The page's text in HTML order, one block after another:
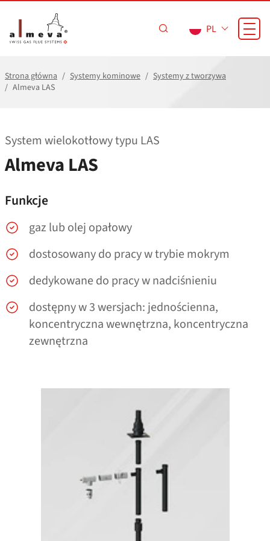
PL
Strona główna Systemy kominowe
Systemy z tworzywa
Almeva LAS
System wielokotłowy typu LAS
Almeva LAS
Funkcje
gaz lub olej opałowy
dostosowany do pracy w trybie mokrym
dedykowane do pracy w nadciśnieniu
dostępny w 3 wersjach: jednościenna,
koncentryczna wewnętrzna, koncentryczna
zewnętrzna